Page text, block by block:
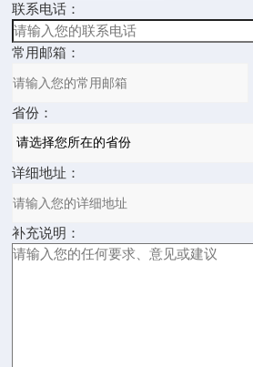
联系电话：
常用邮箱：
省份：
详细地址：
补充说明：